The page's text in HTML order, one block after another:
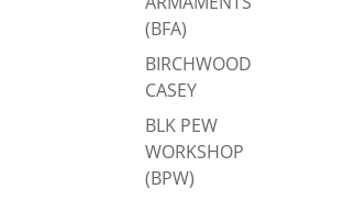
(BFA)
BIRCHWOOD
CASEY
BLK PEW
WORKSHOP
(BPW)